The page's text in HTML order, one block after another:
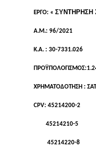
ΕΡΓΟ: «ΣΥΝΤΗΡΗΣΗ
Α.Μ.:96/2021
Κ.Α. :30-7331.026
ΠΡΟΫΠΟΛΟΓΙΣΜΟΣ:
ΧΡΗΜΑΤΟΔΟΤΗΣΗ :
CPV:45214200-2
45214210-5
45214220-8